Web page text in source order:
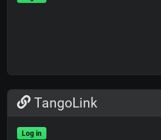
TangoLink
Log in